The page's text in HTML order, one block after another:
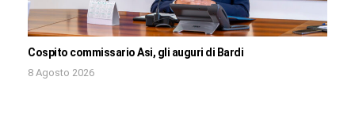
Cospito commissario Asi, gli auguri di Bardi
8 Agosto 2026